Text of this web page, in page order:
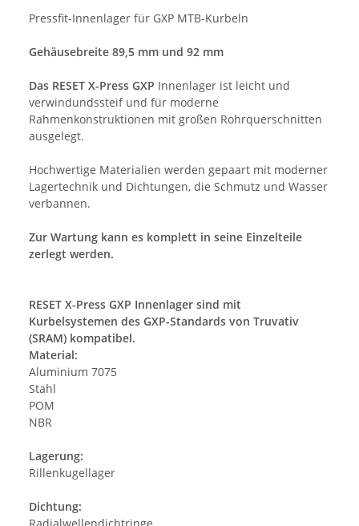
Pressfit-Innenlager für GXP MTB-Kurbeln
Gehäusebreite 89,5 mm und 92 mm
Das RESET X-Press GXP Innenlager ist leicht und
verwindundssteif und für moderne
Rahmenkonstruktionen mit großen Rohrquerschnitten
ausgelegt.
Hochwertige Materialien werden gepaart mit moderner
Lagertechnik und Dichtungen, die Schmutz und Wasser
verbannen.
Zur Wartung kann es komplett in seine Einzelteile
zerlegt werden.
RESET X-Press GXP Innenlager sind mit
Kurbelsystemen des GXP-Standards von Truvativ
(SRAM) kompatibel.
Material:
Aluminium 7075
Stahl
POM
NBR
Lagerung:
Rillenkugellager
Dichtung:
Radialwellendichtringe